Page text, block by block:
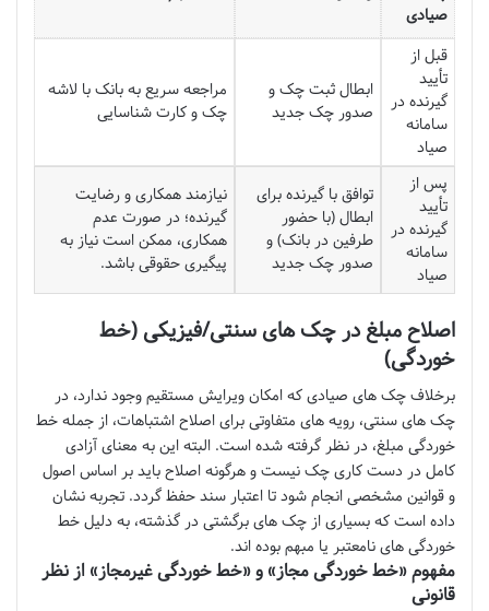
صیادی
قبل از
تأیید
گیرنده در
سامانه
صیاد
ابطال ثبت چک و
صدور چک جدید
مراجعه سریع به بانک با لاشه
چک و کارت شناسایی
پس از
تأیید
گیرنده در
سامانه
صیاد
توافق با گیرنده برای
ابطال (با حضور
طرفین در بانک) و
صدور چک جدید
نیازمند همکاری و رضایت
گیرنده؛ در صورت عدم
همکاری، ممکن است نیاز به
پیگیری حقوقی باشد.
اصلاح مبلغ در چک های سنتی/فیزیکی (خط
خوردگی)
برخلاف چک های صیادی که امکان ویرایش مستقیم وجود ندارد، در
چک های سنتی، رویه های متفاوتی برای اصلاح اشتباهات، از جمله خط
خوردگی مبلغ، در نظر گرفته شده است. البته این به معنای آزادی
کامل در دست کاری چک نیست و هرگونه اصلاح باید بر اساس اصول
و قوانین مشخصی انجام شود تا اعتبار سند حفظ گردد. تجربه نشان
داده است که بسیاری از چک های برگشتی در گذشته، به دلیل خط
خوردگی های نامعتبر یا مبهم بوده اند.
مفهوم «خط خوردگی مجاز» و «خط خوردگی غیرمجاز» از نظر
قانونی